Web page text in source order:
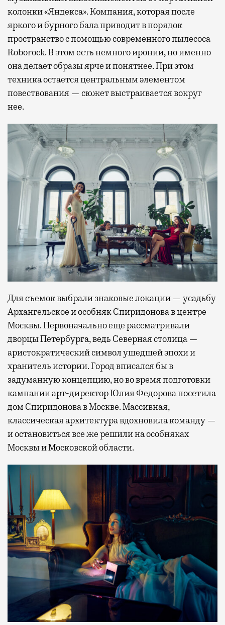
колонки «Яндекса». Компания, которая после
яркого и бурного бала приводит в порядок
пространство с помощью современного пылесоса
Roborock. В этом есть немного иронии, но именно
она делает образы ярче и понятнее. При этом
техника остается центральным элементом
повествования — сюжет выстраивается вокруг
нее.
Для съемок выбрали знаковые локации — усадьбу
Архангельское и особняк Спиридонова в центре
Москвы. Первоначально еще рассматривали
дворцы Петербурга, ведь Северная столица —
аристократический символ ушедшей эпохи и
хранитель истории. Город вписался бы в
задуманную концепцию, но во время подготовки
кампании арт-директор Юлия Федорова посетила
дом Спиридонова в Москве. Массивная,
классическая архитектура вдохновила команду —
и остановиться все же решили на особняках
Москвы и Московской области.